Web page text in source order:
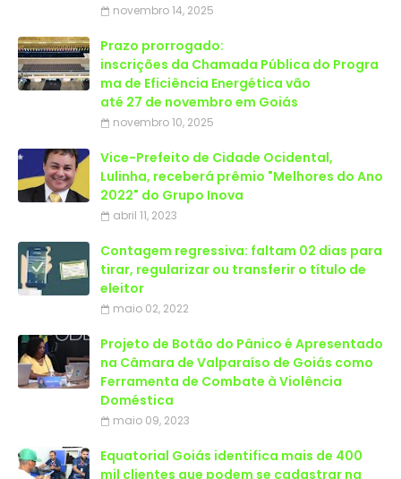
novembro 14, 2025
Prazo prorrogado:
inscrições da Chamada Pública do Progra
ma de Eficiência Energética vão
até 27 de novembro em Goiás
novembro 10, 2025
Vice-Prefeito de Cidade Ocidental,
Lulinha, receberá prêmio "Melhores do Ano
2022" do Grupo Inova
abril 11, 2023
Contagem regressiva: faltam 02 dias para
tirar, regularizar ou transferir o título de
eleitor
maio 02, 2022
Projeto de Botão do Pânico é Apresentado
na Câmara de Valparaíso de Goiás como
Ferramenta de Combate à Violência
Doméstica
maio 09, 2023
Equatorial Goiás identifica mais de 400
mil clientes que podem se cadastrar na